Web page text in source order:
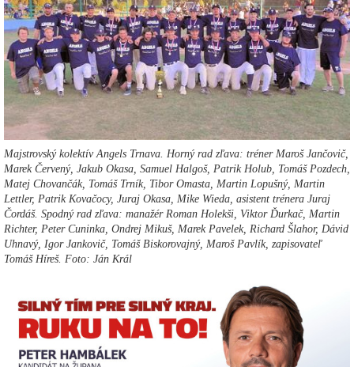
Majstrovský kolektív Angels Trnava. Horný rad zľava: tréner Maroš Jančovič,
Marek Červený, Jakub Okasa, Samuel Halgoš, Patrik Holub, Tomáš Pozdech,
Matej Chovančák, Tomáš Trník, Tibor Omasta, Martin Lopušný, Martin
Lettler, Patrik Kovačocy, Juraj Okasa, Mike Wieda, asistent trénera Juraj
Čordáš. Spodný rad zľava: manažér Roman Holekši, Viktor Ďurkač, Martin
Richter, Peter Cuninka, Ondrej Mikuš, Marek Pavelek, Richard Šlahor, Dávid
Uhnavý, Igor Jankovič, Tomáš Biskorovajný, Maroš Pavlík, zapisovateľ
Tomáš Híreš. Foto: Ján Král